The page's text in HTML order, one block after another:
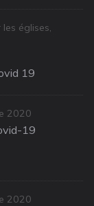
églises,
19
2020
19
2020